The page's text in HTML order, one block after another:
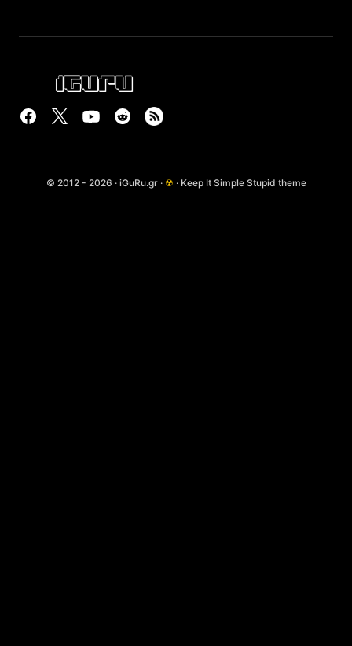
© 2012 - 2026 · iGuRu.gr · ☢ · Keep It Simple Stupid theme